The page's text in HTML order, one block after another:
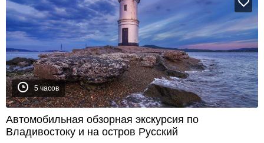
5 часов
Автомобильная обзорная экскурсия по
Владивостоку и на остров Русский